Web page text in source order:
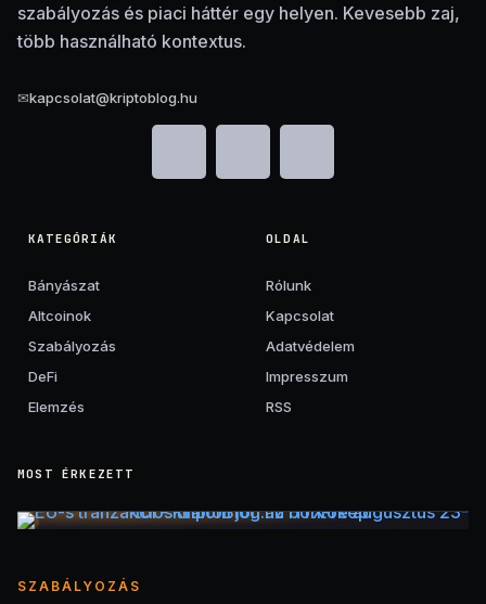
szabályozás és piaci háttér egy helyen. Kevesebb zaj,
több használható kontextus.
✉kapcsolat@kriptoblog.hu
KATEGÓRIÁK
Bányászat
Altcoinok
Szabályozás
DeFi
Elemzés
OLDAL
Rólunk
Kapcsolat
Adatvédelem
Impresszum
RSS
MOST ÉRKEZETT
SZABÁLYOZÁS